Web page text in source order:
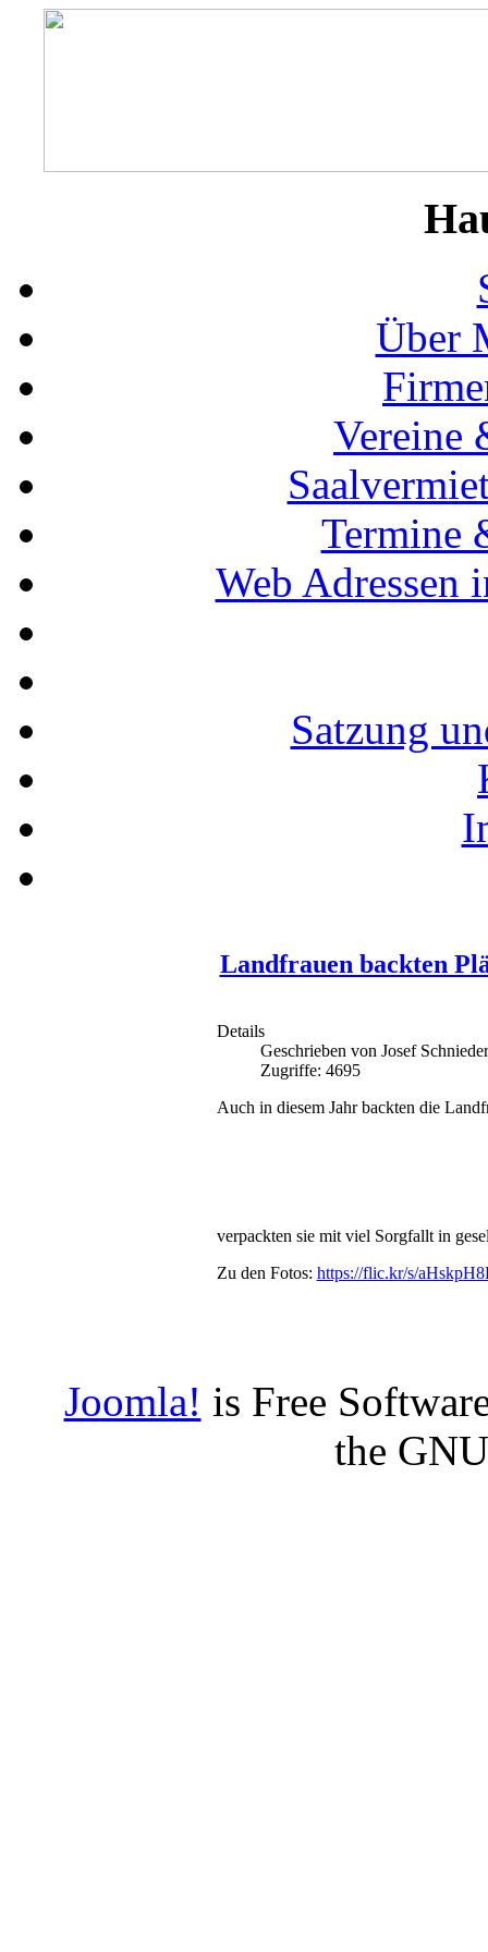
Über
Vereine
Termine
Web Adressen
Satzung
Landfrauen backten
Details
Geschrieben von Josef
Zugriffe: 4695
Auch in diesem Jahr backten die
verpackten sie mit viel Sorgfallt in
Zu den Fotos: https://flic.kr/s/
Joomla! is Free
the